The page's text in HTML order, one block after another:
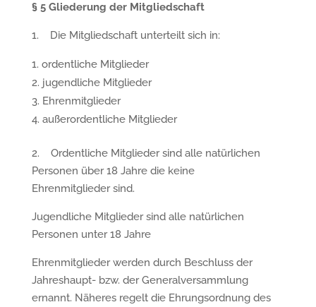
§5 Gliederung der Mitgliedschaft
1. Die Mitgliedschaft unterteilt sich in:
ordentliche Mitglieder
jugendliche Mitglieder
Ehrenmitglieder
außerordentliche Mitglieder
2. Ordentliche Mitglieder sind alle natürlichen
Personen über 18 Jahre die keine
Ehrenmitglieder sind.
Jugendliche Mitglieder sind alle natürlichen
Personen unter 18 Jahre
Ehrenmitglieder werden durch Beschluss der
Jahreshaupt- bzw. der Generalversammlung
ernannt. Näheres regelt die Ehrungsordnung des